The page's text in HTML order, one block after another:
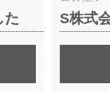
た S株式